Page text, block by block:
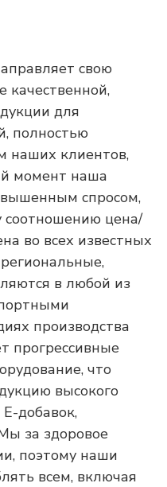
свою
качественной,
для
полностью
наших клиентов,
момент наша
спросом,
соотношению цена/
во всех известных
в любой из
производства
прогрессивные
что
высокого
Е-добавок,
за здоровое
поэтому наши
всем, включая